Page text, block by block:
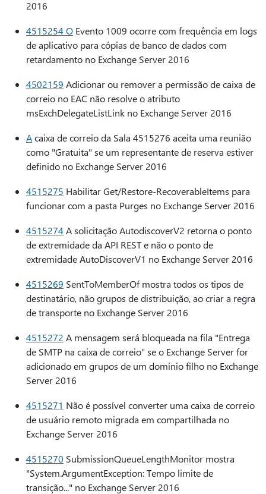
2016
4515254 O Evento 1009 ocorre com frequência em logs
de aplicativo para cópias de banco de dados com
retardamento no Exchange Server 2016
4502159 Adicionar ou remover a permissão de caixa de
correio no EAC não resolve o atributo
msExchDelegateListLink no Exchange Server 2016
Acaixa de correio da Sala 4515276 aceita uma reunião
como "Gratuita" se um representante de reserva estiver
definido no Exchange Server 2016
4515275 Habilitar Get/Restore-RecoverableItems para
funcionar com a pasta Purges no Exchange Server 2016
4515274 A solicitação AutodiscoverV2 retorna o ponto
de extremidade da API REST e não o ponto de
extremidade AutoDiscoverV1 no Exchange Server 2016
4515269 SentToMemberOf mostra todos os tipos de
destinatário, não grupos de distribuição, ao criar a regra
de transporte no Exchange Server 2016
4515272 A mensagem será bloqueada na fila "Entrega
de SMTP na caixa de correio" se o Exchange Server for
adicionado em grupos de um domínio filho no Exchange
Server 2016
4515271 Não é possível converter uma caixa de correio
de usuário remoto migrada em compartilhada no
Exchange Server 2016
4515270 SubmissionQueueLengthMonitor mostra
"System.ArgumentException: Tempo limite de
transição..." no Exchange Server 2016